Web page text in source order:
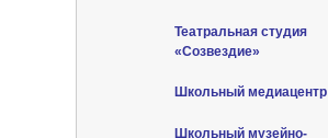
Театральная студия
«Созвездие»
Школьный медиацентр
Школьный музейно-